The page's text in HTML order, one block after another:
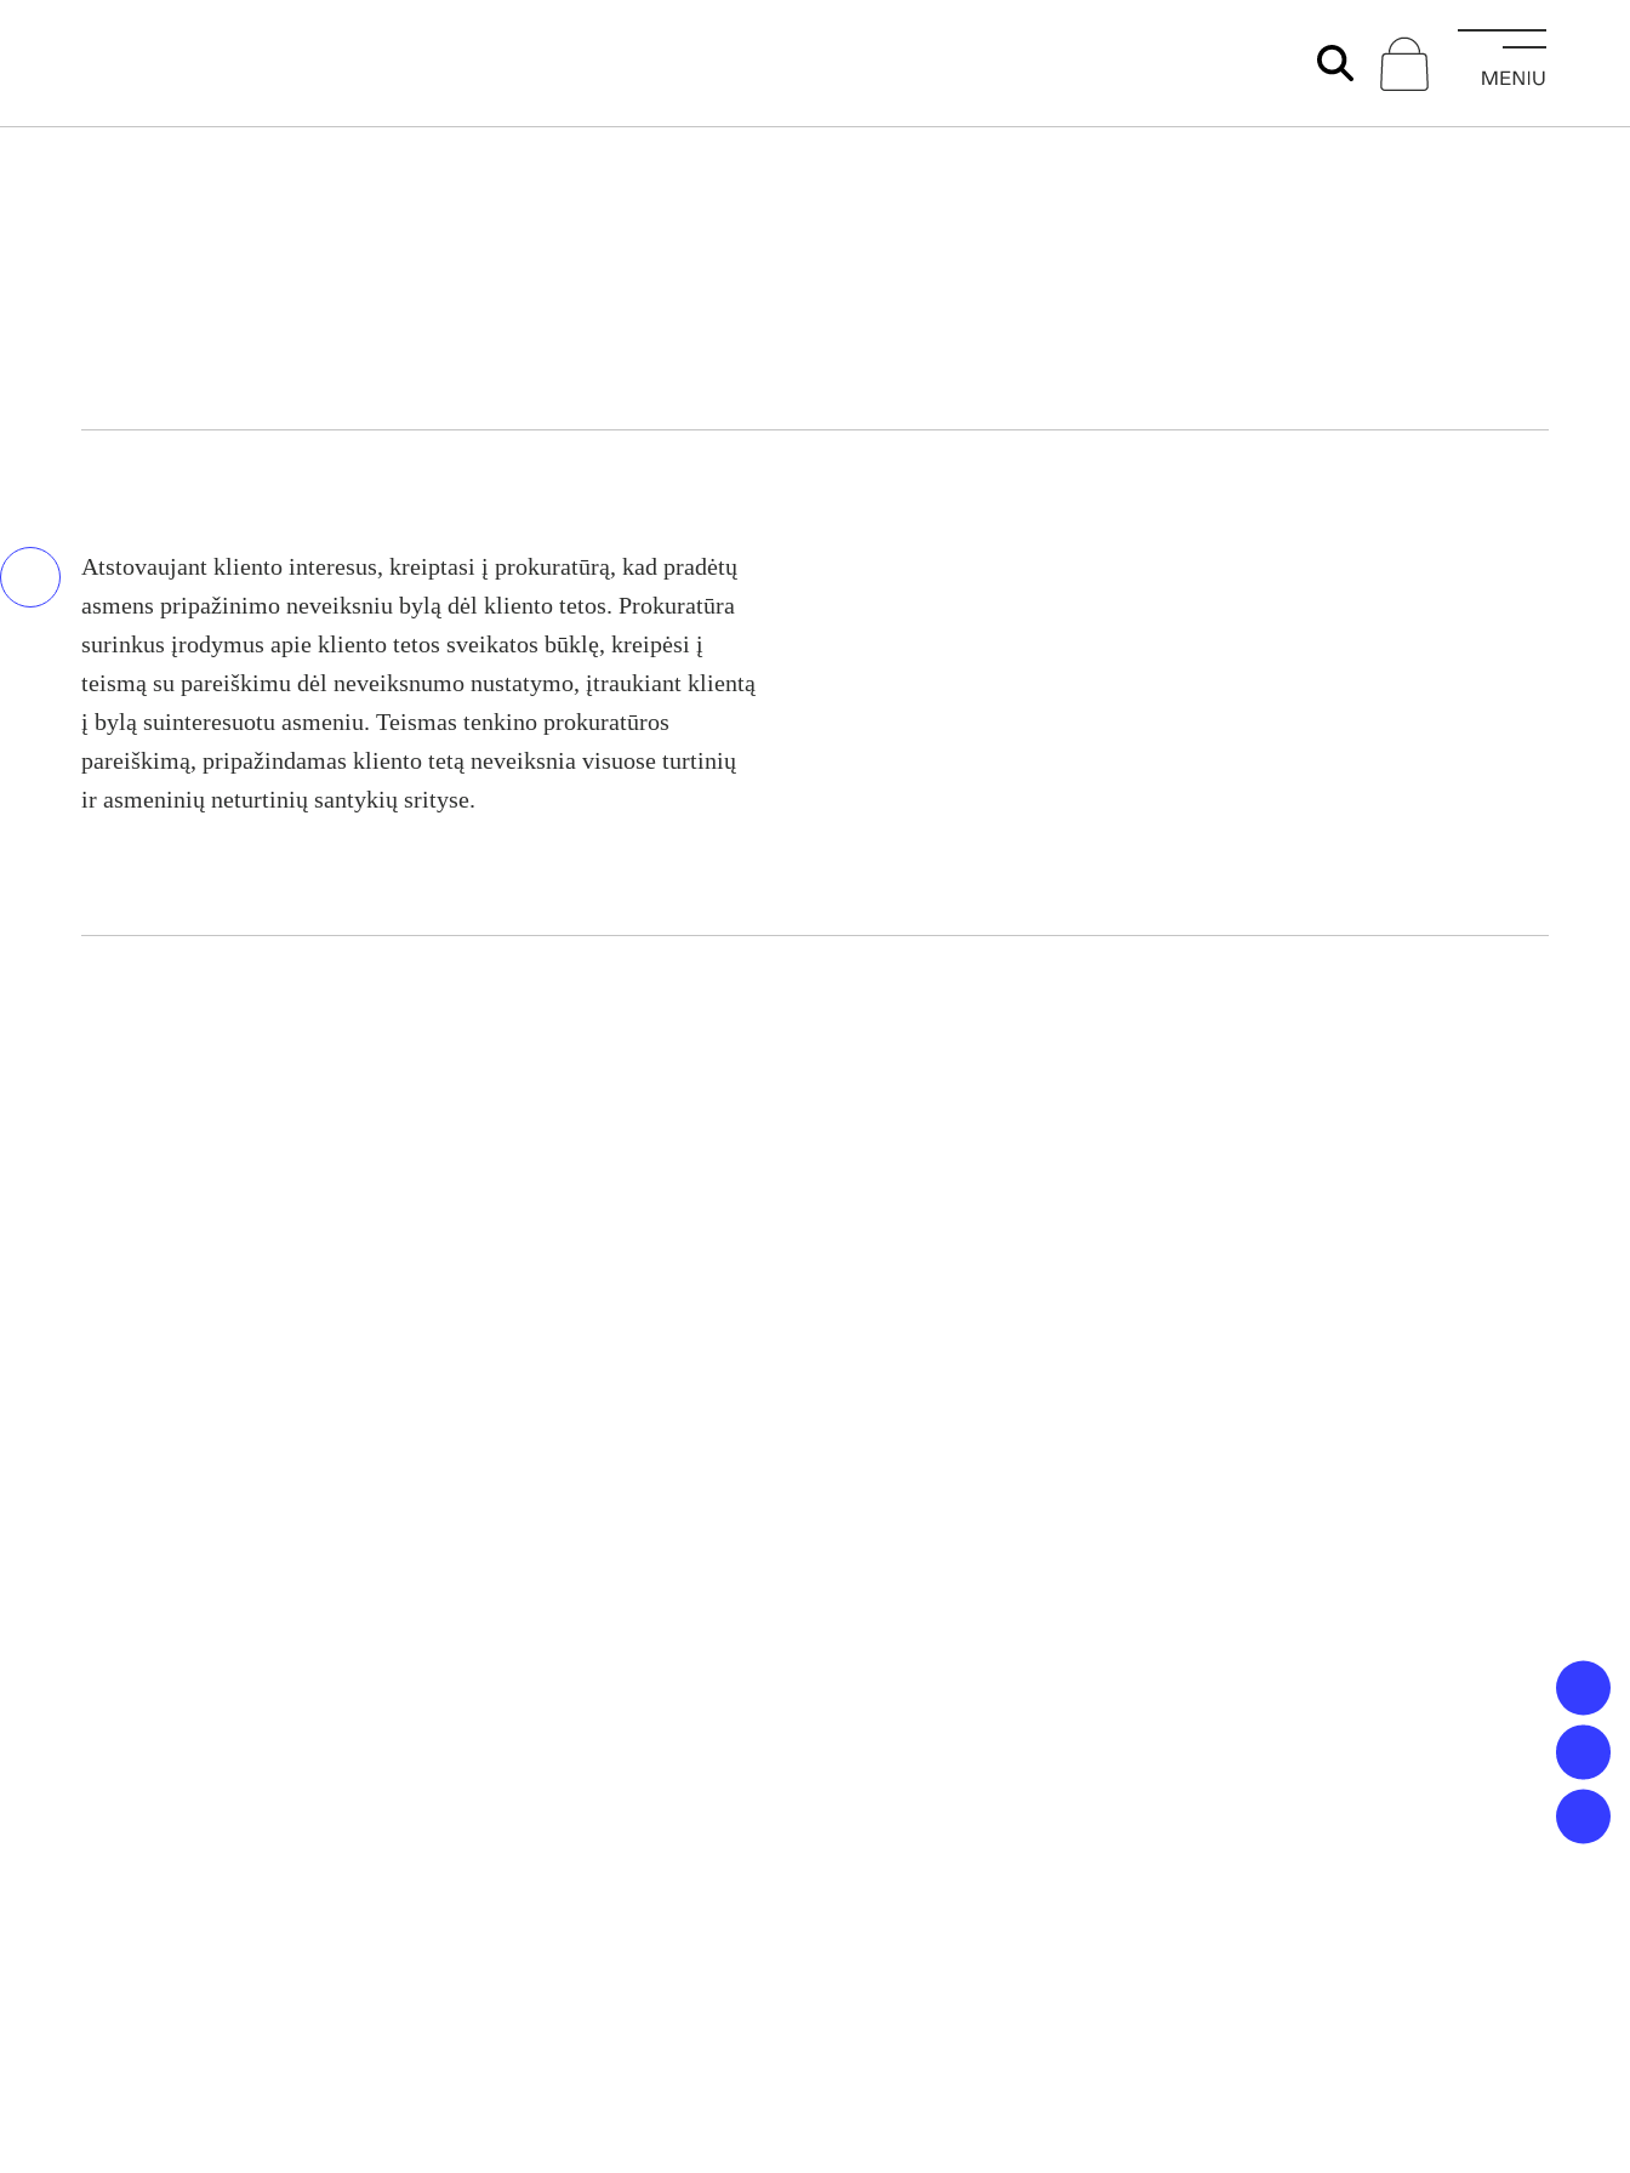
Atstovaujant kliento interesus, kreiptasi į prokuratūrą, kad pradėtų
asmens pripažinimo neveiksniu bylą dėl kliento tetos. Prokuratūra
surinkus įrodymus apie kliento tetos sveikatos būklę, kreipėsi į
teismą su pareiškimu dėl neveiksnumo nustatymo, įtraukiant klientą
į bylą suinteresuotu asmeniu. Teismas tenkino prokuratūros
pareiškimą, pripažindamas kliento tetą neveiksnia visuose turtinių
ir asmeninių neturtinių santykių srityse.